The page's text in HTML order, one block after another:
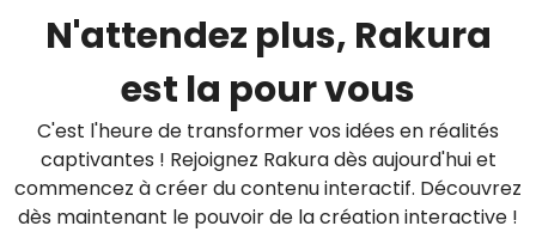
N'attendez plus, Rakura
est la pour vous
C'est l'heure de transformer vos idées en réalités
captivantes ! Rejoignez Rakura dès aujourd'hui et
commencez à créer du contenu interactif. Découvrez
dès maintenant le pouvoir de la création interactive !